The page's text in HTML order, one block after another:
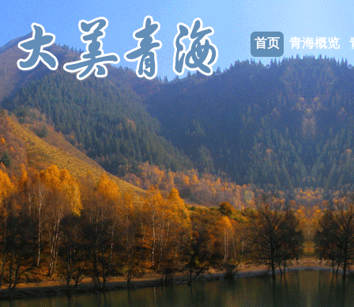
首页 青海概览